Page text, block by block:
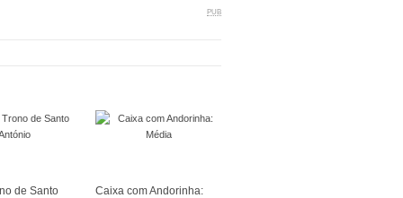
PUB
de Santo
Caixa com Andorinha: